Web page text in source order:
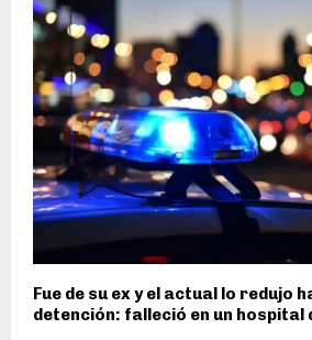
Fue de su ex y el actual lo redujo
detención: falleció en un hospital